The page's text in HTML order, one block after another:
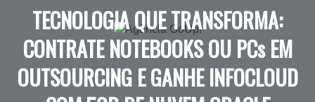
TECNOLOGIA QUE TRANSFORMA:
CONTRATE NOTEBOOKS OU PCs EM
OUTSOURCING E GANHE INFOCLOUD